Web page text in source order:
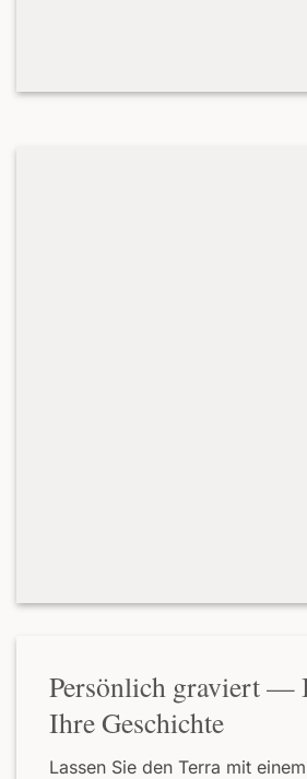
Persönlich graviert —
Ihre Geschichte
Lassen Sie den Terra mit